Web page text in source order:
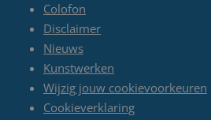
Colofon
Disclaimer
Nieuws
Kunstwerken
Wijzig jouw cookievoorkeuren
Cookieverklaring